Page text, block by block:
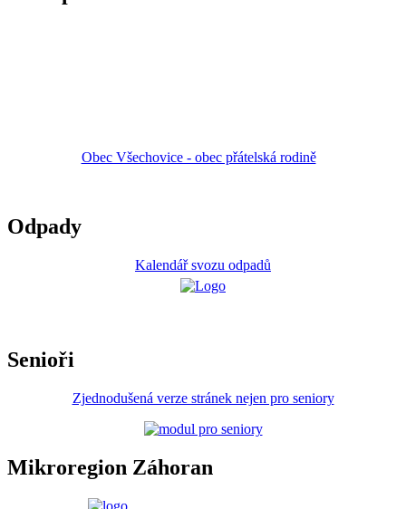
Obec Všechovice - obec přátelská rodině
Odpady
Kalendář svozu odpadů
Senioři
Zjednodušená verze stránek nejen pro seniory
Mikroregion Záhoran